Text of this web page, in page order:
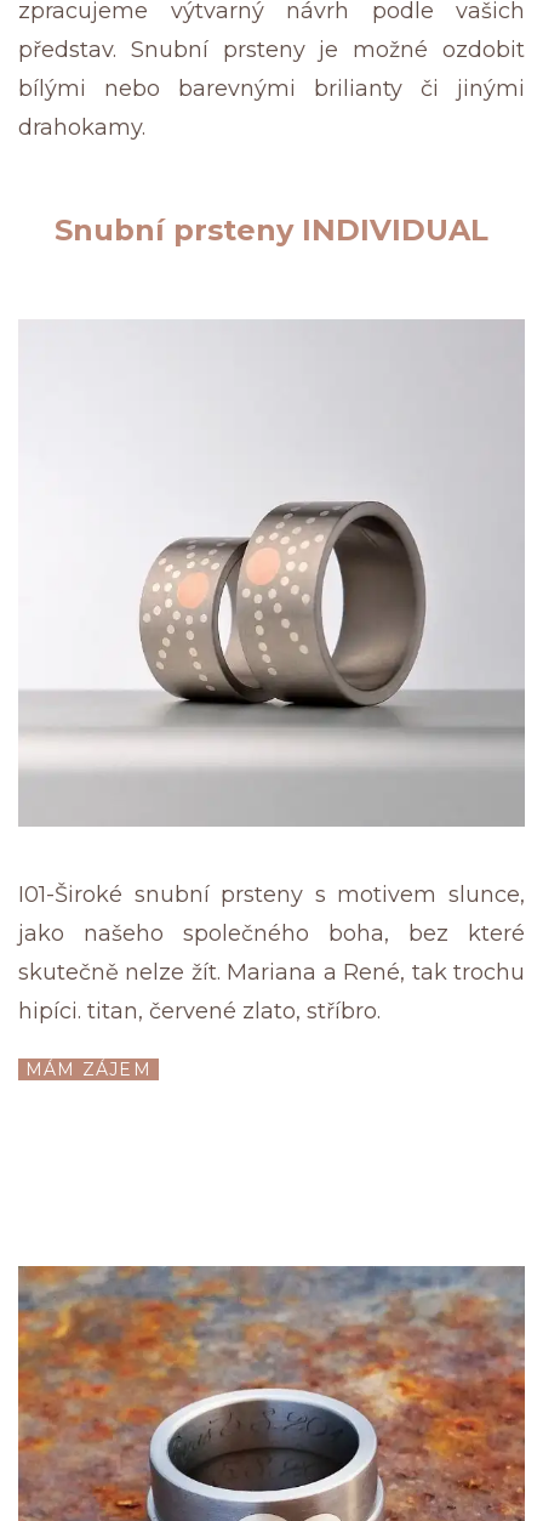
zpracujeme výtvarný návrh podle vašich
představ. Snubní prsteny je možné ozdobit
bílými nebo barevnými brilianty či jinými
drahokamy.
Snubní prsteny INDIVIDUAL
I01-Široké snubní prsteny s motivem slunce,
jako našeho společného boha, bez které
skutečně nelze žít. Mariana a René, tak trochu
hipíci. titan, červené zlato, stříbro.
MÁM ZÁJEM